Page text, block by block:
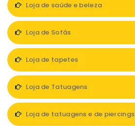
Loja de saúde e beleza
Loja de Sofás
Loja de tapetes
Loja de Tatuagens
Loja de tatuagens e de piercings